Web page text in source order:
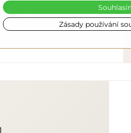
stavu, bez dodatečných
můžete počítat s
Zásady používání